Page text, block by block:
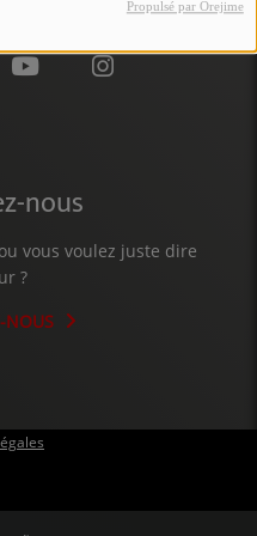
Propulsé par Orejime
nous
vous voulez juste dire
?
NOUS